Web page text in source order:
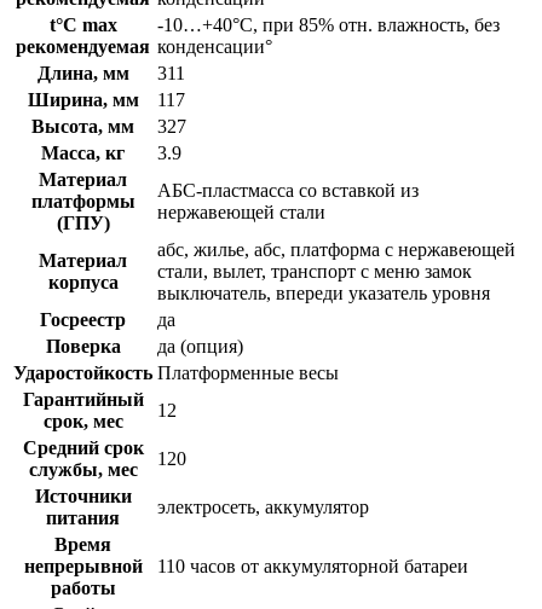
t°C max
рекомендуемая
-10…+40°C, при 85% отн. влажность, без
конденсации°
Длина, мм
311
Ширина, мм
117
Высота, мм
327
Масса, кг
3.9
Материал
платформы
(ГПУ)
АБС-пластмасса со вставкой из
нержавеющей стали
Материал
корпуса
абс, жилье, абс, платформа с нержавеющей
стали, вылет, транспорт с меню замок
выключатель, впереди указатель уровня
Госреестр
да
Поверка
да (опция)
Ударостойкость Платформенные весы
Гарантийный
срок, мес
12
Средний срок
службы, мес
120
Источники
питания
электросеть, аккумулятор
Время
непрерывной
работы
110 часов от аккумуляторной батареи